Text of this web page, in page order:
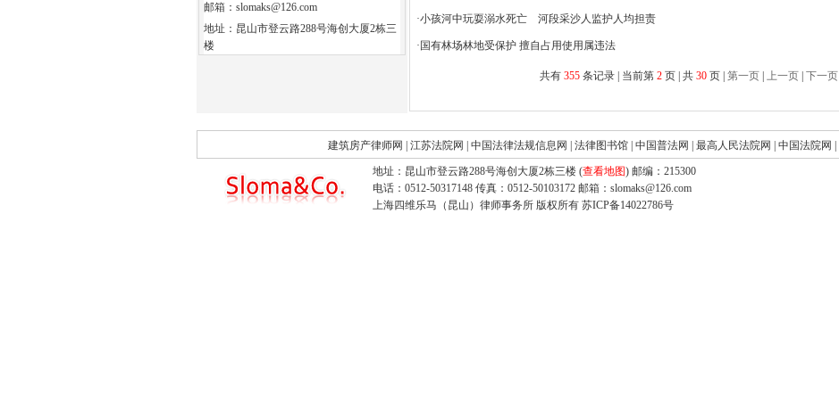
邮箱：slomaks@126.com
地址：昆山市登云路288号海创大厦2栋三
楼
·小孩河中玩耍溺水死亡 河段采沙人监护人均担责
· 国有林场林地受保护 擅自占用使用属违法
共有 355 条记录 | 当前第 2 页 | 共 30 页 | 第一页 上一页 下一页
建筑房产律师网 江苏法院网 中国法律法规信息网 法律图书馆| 中国普法网 最高人民法院网 中国法院网
地址：昆山市登云路288号海创大厦2栋三楼 (查看地图) 邮编：215300
电话：0512-50317148 传真：0512-50103172 邮箱：slomaks@126.com
上海四维乐马（昆山）律师事务所 版权所有 苏ICP备14022786号